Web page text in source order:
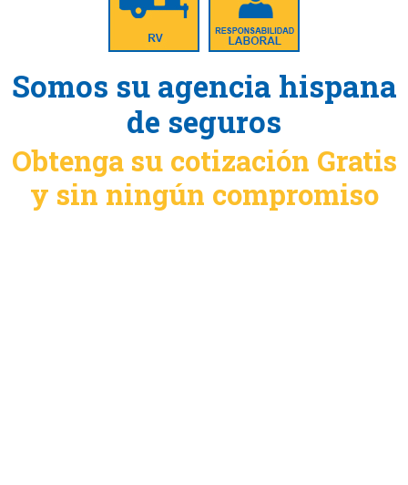
Somos su agencia hispana
de seguros
Obtenga su cotización Gratis
y sin ningún compromiso